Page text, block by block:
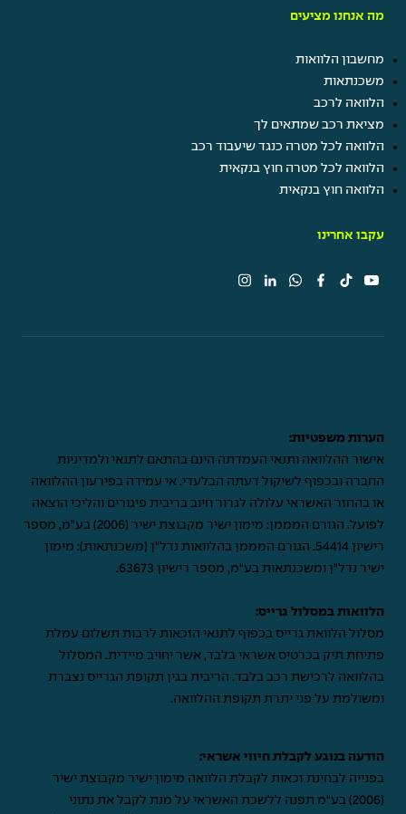
מה אנחנו מציעים
מחשבון הלוואות
משכנתאות
הלוואה לרכב
מציאת רכב שמתאים לך
הלוואה לכל מטרה כנגד שיעבוד רכב
הלוואה לכל מטרה חוץ בנקאית
הלוואה חוץ בנקאית
עקבו אחרינו
הערות משפטיות:
אישור ההלוואה ותנאי העמדתה הינם בהתאם לתנאי ולמדיניות
החברה ובכפוף לשיקול דעתה הבלעדי. אי עמידה בפירעון ההלוואה
או בהחזר האשראי עלולה לגרור חיוב בריבית פיגורים והליכי הוצאה
לפועל. הגורם המממן: מימון ישיר מקבוצת ישיר (2006) בע"מ, מספר
רישיון 54414. הגורם המממן בהלוואות נדל"ן (משכנתאות): מימון
ישיר נדל"ן ומשכנתאות בע"מ, מספר רישיון 63673.
הלוואות במסלול גרייס:
מסלול הלוואת גרייס בכפוף לתנאי הזכאות לרבות תשלום עמלת
פתיחת תיק בכרטיס אשראי בלבד, אשר יחויב מיידית. המסלול
בהלוואה לרכישת רכב בלבד. הריבית בגין תקופת הגרייס נצברת
ומשולמת על פני יתרת תקופת ההלוואה.
הודעה בנוגע לקבלת חיווי אשראי:
בפנייה לבחינת זכאות לקבלת הלוואה מימון ישיר מקבוצת ישיר
(2006) בע"מ תפנה ללשכת האשראי על מנת לקבל את נתוני